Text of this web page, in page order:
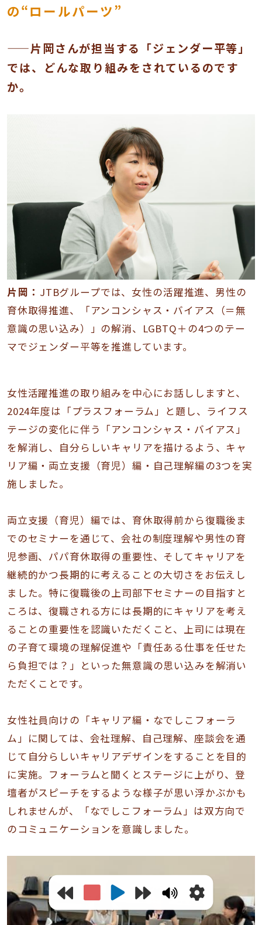
の“ロールパーツ”
——片岡さんが担当する「ジェンダー平等」
では、どんな取り組みをされているのです
か。
片岡： JTBグループでは、女性の活躍推進、男性の
育休取得推進、「アンコンシャス・バイアス（＝無
意識の思い込み）」の解消、LGBTQ＋の4つのテー
マでジェンダー平等を推進しています。
女性活躍推進の取り組みを中心にお話ししますと、
2024年度は「プラスフォーラム」と題し、ライフス
テージの変化に伴う「アンコンシャス・バイアス」
を解消し、自分らしいキャリアを描けるよう、キャ
リア編・両立支援（育児）編・自己理解編の3つを実
施しました。
両立支援（育児）編では、育休取得前から復職後ま
でのセミナーを通じて、会社の制度理解や男性の育
児参画、パパ育休取得の重要性、そしてキャリアを
継続的かつ長期的に考えることの大切さをお伝えし
ました。特に復職後の上司部下セミナーの目指すと
ころは、復職される方には長期的にキャリアを考え
ることの重要性を認識いただくこと、上司には現在
の子育て環境の理解促進や「責任ある仕事を任せた
ら負担では？」といった無意識の思い込みを解消い
ただくことです。
女性社員向けの「キャリア編・なでしこフォーラ
ム」に関しては、会社理解、自己理解、座談会を通
じて自分らしいキャリアデザインをすることを目的
に実施。フォーラムと聞くとステージに上がり、登
壇者がスピーチをするような様子が思い浮かぶかも
しれませんが、「なでしこフォーラム」は双方向で
のコミュニケーションを意識しました。